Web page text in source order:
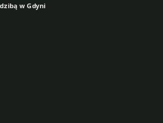
w Gdyni